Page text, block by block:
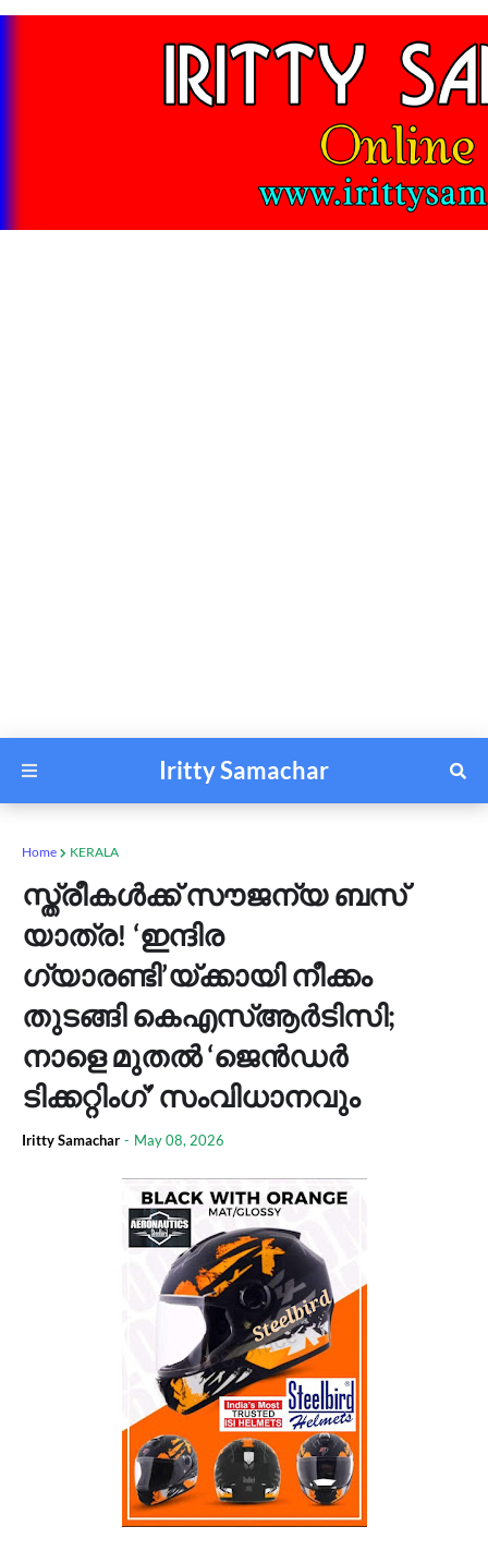
Iritty Samachar
Home KERALA
സ്ത്രീകള്‍ക്ക് സൗജന്യ ബസ്
യാത്ര! ‘ഇന്ദിര
ഗ്യാരണ്ടി’യ്ക്കായി നീക്കം
തുടങ്ങി കെഎസ്ആർടിസി;
നാളെ മുതൽ ‘ജെൻഡർ
ടിക്കറ്റിംഗ്’ സംവിധാനവും
Iritty Samachar - May 08, 2026